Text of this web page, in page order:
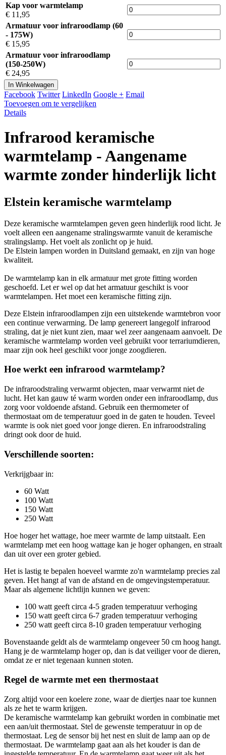
Kap voor warmtelamp
€ 11,95
Armatuur voor infraroodlamp (60
- 175W)
€ 15,95
Armatuur voor infraroodlamp
(150-250W)
€ 24,95
In Winkelwagen
Facebook Twitter LinkedIn Google + Email
Toevoegen om te vergelijken
Details
Infrarood keramische
warmtelamp - Aangename
warmte zonder hinderlijk licht
Elstein keramische warmtelamp
Deze keramische warmtelampen geven geen hinderlijk rood licht. Je
voelt alleen een aangename stralingswarmte vanuit de keramische
stralingslamp. Het voelt als zonlicht op je huid.
De Elstein lampen worden in Duitsland gemaakt, en zijn van hoge
kwaliteit.
De warmtelamp kan in elk armatuur met grote fitting worden
geschoefd. Let er wel op dat het armatuur geschikt is voor
warmtelampen. Het moet een keramische fitting zijn.
Deze Elstein infraroodlampen zijn een uitstekende warmtebron voor
een continue verwarming. De lamp genereert langegolf infrarood
straling, dat je niet kunt zien, maar wel zeer aangenaam aanvoelt. De
keramische warmtelamp worden veel gebruikt voor terrariumdieren,
maar zijn ook heel geschikt voor jonge zoogdieren.
Hoe werkt een infrarood warmtelamp?
De infraroodstraling verwarmt objecten, maar verwarmt niet de
lucht. Het kan gauw té warm worden onder een infraroodlamp, dus
zorg voor voldoende afstand. Gebruik een thermometer of
thermostaat om de temperatuur goed in de gaten te houden. Teveel
warmte is ook niet goed voor jonge dieren. En infraroodstraling
dringt ook door de huid.
Verschillende soorten:
Verkrijgbaar in:
60 Watt
100 Watt
150 Watt
250 Watt
Hoe hoger het wattage, hoe meer warmte de lamp uitstaalt. Een
warmtelamp met een hoog wattage kan je hoger ophangen, en straalt
dan uit over een groter gebied.
Het is lastig te bepalen hoeveel warmte zo'n warmtelamp precies zal
geven. Het hangt af van de afstand en de omgevingstemperatuur.
Maar als algemene lichtlijn kunnen we geven:
100 watt geeft circa 4-5 graden temperatuur verhoging
150 watt geeft circa 6-7 graden temperatuur verhoging
250 watt geeft circa 8-10 graden temperatuur verhoging
Bovenstaande geldt als de warmtelamp ongeveer 50 cm hoog hangt.
Hang je de warmtelamp hoger op, dan is dat veiliger voor de dieren,
omdat ze er niet tegenaan kunnen stoten.
Regel de warmte met een thermostaat
Zorg altijd voor een koelere zone, waar de diertjes naar toe kunnen
als ze het te warm krijgen.
De keramische warmtelamp kan gebruikt worden in combinatie met
een aan/uit thermostaat. Stel de gewenste temperatuur in op de
thermostaat. Leg de sensor bij het nest en sluit de lamp aan op de
thermostaat. De warmtelamp gaat aan als het kouder is dan de